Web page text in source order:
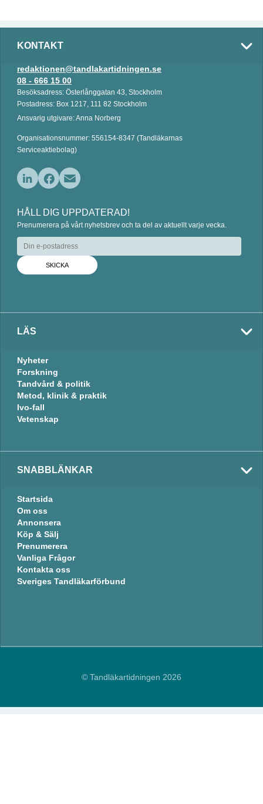
KONTAKT
redaktionen@tandlakartidningen.se
08 - 666 15 00
Besöksadress: Österlånggatan 43, Stockholm
Postadress: Box 1217, 111 82 Stockholm
Ansvarig utgivare: Anna Norberg
Organisationsnummer: 556154-8347 (Tandläkarnas
Serviceaktiebolag)
n
k
n
c
e
o
o
k
a
i
HÅLL DIG UPPDATERAD!
Prenumerera på vårt nyhetsbrev och ta del av aktuellt varje vecka.
LÄS
Nyheter
Forskning
Tandvård & politik
Metod, klinik & praktik
Ivo-fall
Vetenskap
SNABBLÄNKAR
Startsida
Om oss
Annonsera
Köp & Sälj
Prenumerera
Vanliga Frågor
Kontakta oss
Sveriges Tandläkarförbund
© Tandläkartidningen 2026